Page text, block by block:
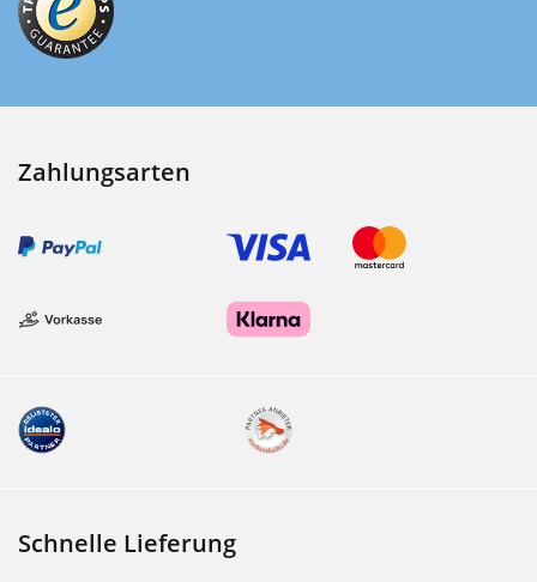
Zahlungsarten
Schnelle Lieferung